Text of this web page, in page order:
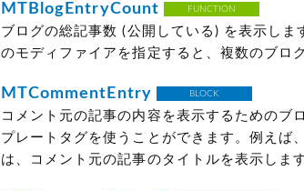
MTBlogEntryCount FUNCTION
ブログの総記事数(公開している) を表示しま
のモディファイアを指定すると、複数のブロ
MTCommentEntry BLOCK
コメント元の記事の内容を表示するためのブ
プレートタグを使うことができます。例えば
は、コメント元の記事のタイトルを表示します